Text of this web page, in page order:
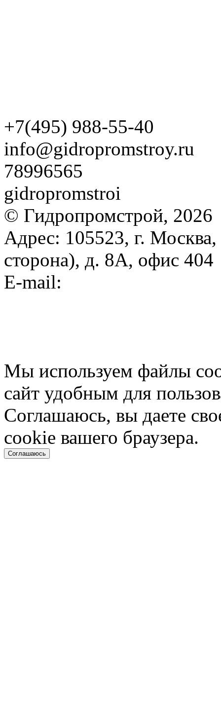
+7(495) 988-55-40
info@gidropromstroy.ru
78996565
gidropromstroi
© Гидропромстрой, 2026
Адрес: 105523, г.
сторона), д. 8A, офис 404
E-mail:
Мы используем файлы
сайт удобным для
Соглашаюсь, вы даете
cookie вашего браузера.
Соглашаюсь